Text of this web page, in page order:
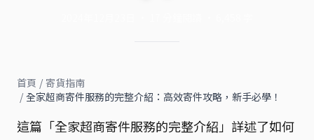
首頁 / 寄貨指南
/ 全家超商寄件服務的完整介紹：高效寄件攻略，新手必學！
這篇「全家超商寄件服務的完整介紹」詳述了如何